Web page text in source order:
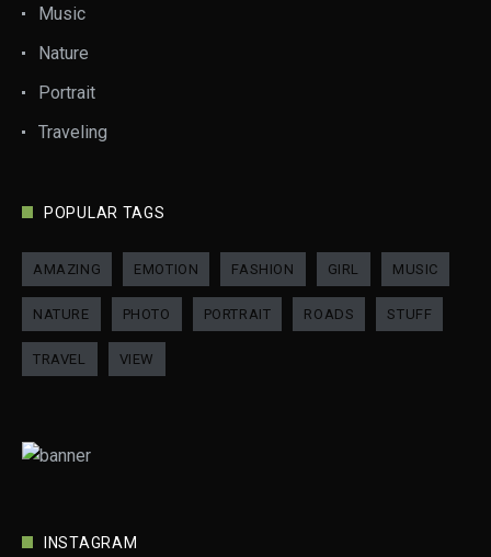
Music
Nature
Portrait
Traveling
POPULAR TAGS
AMAZING EMOTION FASHION GIRL MUSIC
NATURE PHOTO PORTRAIT ROADS STUFF
TRAVEL VIEW
INSTAGRAM